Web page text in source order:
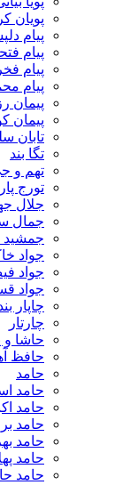
پویان
پیام
پیام
پیام
پیام
پیمان
پیمان
تابان
تگا بند
تهم و
تورج
جلال
جمال
جمشید
جواد
جواد
جواد
چاپار
چارتار
حاشا و
حافظ
حامد
حامد
حامد
حامد
حامد
حامد
حامد